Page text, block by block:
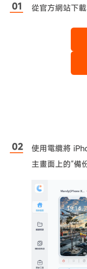
從官方網站下
使用電纜將
主畫面上的“備